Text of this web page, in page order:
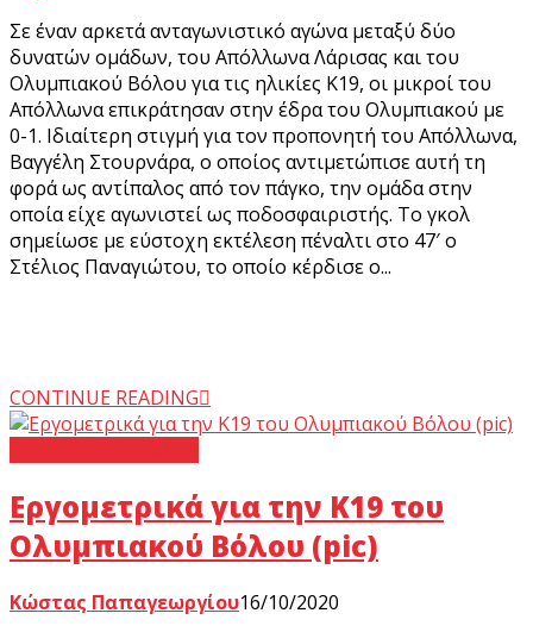
Σε έναν αρκετά ανταγωνιστικό αγώνα μεταξύ δύο
δυνατών ομάδων, του Απόλλωνα Λάρισας και του
Ολυμπιακού Βόλου για τις ηλικίες Κ19, οι μικροί του
Απόλλωνα επικράτησαν στην έδρα του Ολυμπιακού με
0-1. Ιδιαίτερη στιγμή για τον προπονητή του Απόλλωνα,
Βαγγέλη Στουρνάρα, ο οποίος αντιμετώπισε αυτή τη
φορά ως αντίπαλος από τον πάγκο, την ομάδα στην
οποία είχε αγωνιστεί ως ποδοσφαιριστής. Το γκολ
σημείωσε με εύστοχη εκτέλεση πέναλτι στο 47′ ο
Στέλιος Παναγιώτου, το οποίο κέρδισε ο...
CONTINUE READING
Εργομετρικά για την Κ19 του
Ολυμπιακού Βόλου (pic)
Κώστας Παπαγεωργίου16/10/2020